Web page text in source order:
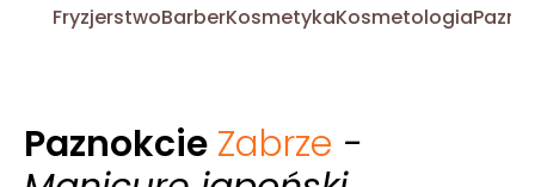
FryzjerstwoBarberKosmetykaKosmetologia
Paznokcie Zabrze -